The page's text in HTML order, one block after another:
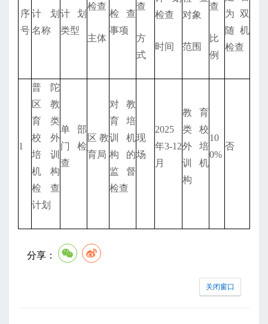
序
号
计划
名称
计划
类型
检查
主体
检查
事项
查
方
式
检查
时间
对象
范围
查
比
例
为双
随机
检查
1
普陀
区教
育类
校外
培训
机构
检查
计划
单部
门检
查
区教
育局
对教
育培
训机
构的
监督
检查
现
场
2025
年3-12
月
教育
类校
外培
训机
构
10
0%
否
分享：
关闭窗口